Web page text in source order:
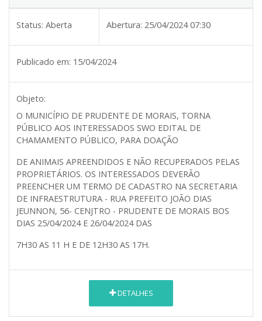
Status: Aberta Abertura: 25/04/2024 07:30
Publicado em: 15/04/2024
Objeto:
O MUNICÍPIO DE PRUDENTE DE MORAIS, TORNA
PÚBLICO AOS INTERESSADOS SWO EDITAL DE
CHAMAMENTO PÚBLICO, PARA DOAÇÃO
DE ANIMAIS APREENDIDOS E NÃO RECUPERADOS PELAS
PROPRIETÁRIOS. OS INTERESSADOS DEVERÃO
PREENCHER UM TERMO DE CADASTRO NA SECRETARIA
DE INFRAESTRUTURA - RUA PREFEITO JOÃO DIAS
JEUNNON, 56- CENJTRO - PRUDENTE DE MORAIS BOS
DIAS 25/04/2024 E 26/04/2024 DAS
7H30 AS 11 H E DE 12H30 AS 17H.
DETALHES